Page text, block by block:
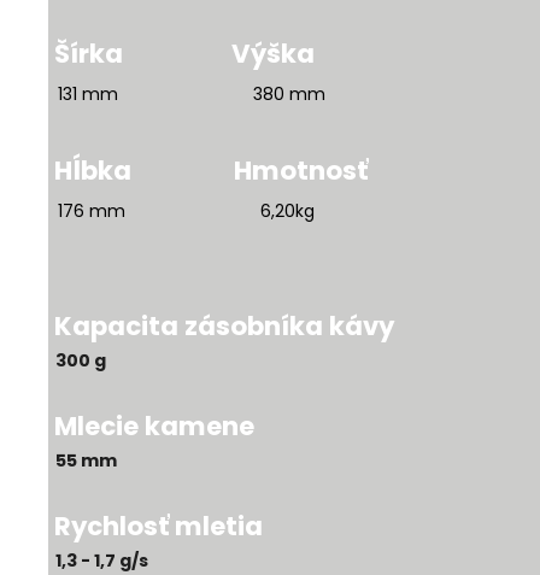
Šírka Výška
131 mm 380 mm
Hĺbka Hmotnosť
176 mm 6,20kg
Kapacita zásobníka kávy
300 g
Mlecie kamene
55 mm
Rychlosť mletia
1,3 - 1,7 g/s